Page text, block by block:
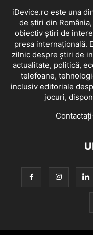
iDevice.ro este una
de știri din
obiectiv știri de
presa internațională.
zilnic despre știri de
actualitate, politică,
telefoane,
inclusiv editoriale
jocuri,